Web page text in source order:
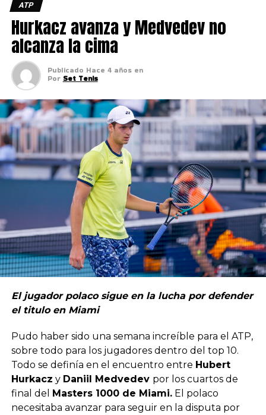
ATP
Hurkacz avanza y Medvedev no
alcanza la cima
Publicado Hace 4 años en
Por Set Tenis
El jugador polaco sigue en la lucha por defender
el titulo en Miami
Pudo haber sido una semana increíble para el ATP,
sobre todo para los jugadores dentro del top 10.
Todo se definía en el encuentro entre Hubert
Hurkacz y Daniil Medvedev por los cuartos de
final del Masters 1000 de Miami.El polaco
necesitaba avanzar para seguir en la disputa por